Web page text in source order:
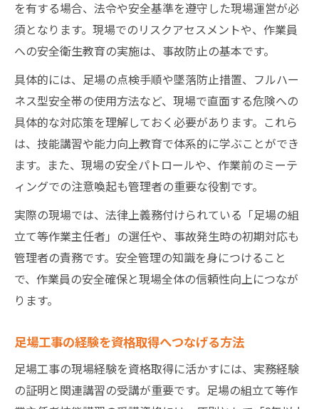
を有する場合、法令や安全基準を遵守した現場運営が必
須となります。現場でのリスクアセスメントや、作業員
への安全衛生教育の実施は、事故防止の基本です。
具体的には、足場の点検手順や墜落防止措置、フルハー
ネス型安全帯の使用方法など、現場で直面する危険への
具体的な対応策を理解しておく必要があります。これら
は、技能講習や能力向上教育で体系的に学ぶことができ
ます。また、現場の安全パトロールや、作業前のミーテ
ィングでの注意喚起も管理者の重要な役割です。
実際の現場では、法律上義務付けられている「足場の組
立て等作業主任者」の選任や、事故発生時の初期対応も
管理者の責務です。安全管理の知識を身につけること
で、作業員の安全確保と現場全体の信頼性向上につなが
ります。
足場工事の経験を資格取得へつなげる方法
足場工事の現場経験を資格取得に活かすには、実務経験
の証明と関連講習の受講が重要です。足場の組立て等作